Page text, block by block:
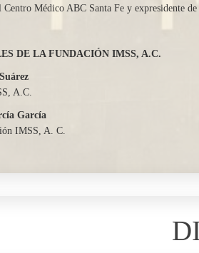
Médico ABC Santa Fe y expresidente
DE LA FUNDACIÓN IMSS, A.C.
A.C.
García
IMSS, A. C.